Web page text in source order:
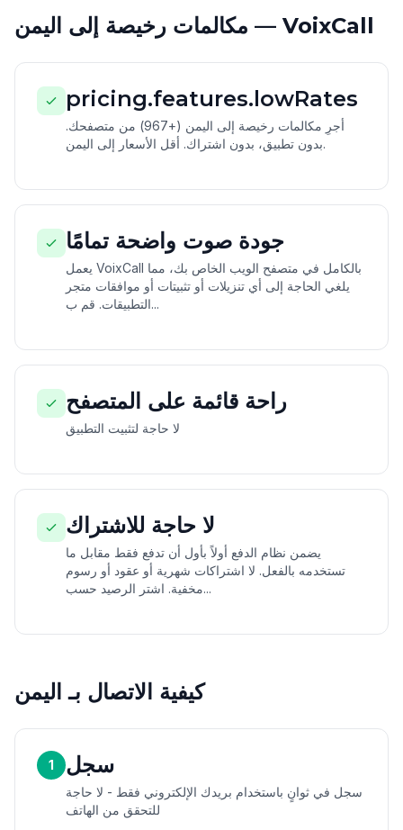
مكالمات رخيصة إلى اليمن — VoixCall
pricing.features.lowRates
أجرِ مكالمات رخيصة إلى اليمن (+967) من متصفحك.
بدون تطبيق، بدون اشتراك. أقل الأسعار إلى اليمن.
جودة صوت واضحة تمامًا
يعمل VoixCall بالكامل في متصفح الويب الخاص بك، مما
يلغي الحاجة إلى أي تنزيلات أو تثبيتات أو موافقات متجر
التطبيقات. قم ب...
راحة قائمة على المتصفح
لا حاجة لتثبيت التطبيق
لا حاجة للاشتراك
يضمن نظام الدفع أولاً بأول أن تدفع فقط مقابل ما
تستخدمه بالفعل. لا اشتراكات شهرية أو عقود أو رسوم
مخفية. اشتر الرصيد حسب...
كيفية الاتصال بـ اليمن
1 سجل
سجل في ثوانٍ باستخدام بريدك الإلكتروني فقط - لا حاجة
للتحقق من الهاتف